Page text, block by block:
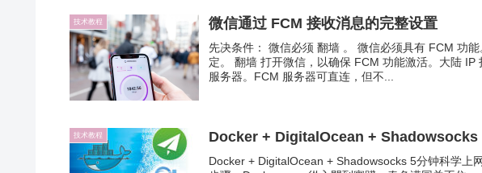
技术教程 微信通过 FCM 接收消息的完整设置
先决条件： 微信必须 翻墙 。 微信必须具有 FCM 功
定。 翻墙 打开微信，以确保 FCM 功能激活。大陆
服务器。FCM 服务器可直连，但不...
技术教程 Docker + DigitalOcean + Shadowsocks
Docker + DigitalOcean + Shadowsocks 5分钟科学上